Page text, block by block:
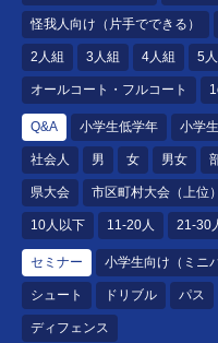
怪我人向け（片手でできる）
2人組 3人組 4人組 5
オールコート・フルコート
Q&A 小学生低学年 小学
社会人 男 女 男女
県大会 市区町村大会（上位）
10人以下 11-20人 21-30
セミナー 小学生向け（ミニ
シュート ドリブル パス
ディフェンス